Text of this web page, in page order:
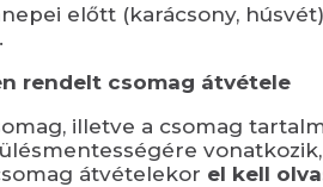
előtt (karácsony,
.
rendelt csomag átvétele
illetve a csomag
átvételekor el kell